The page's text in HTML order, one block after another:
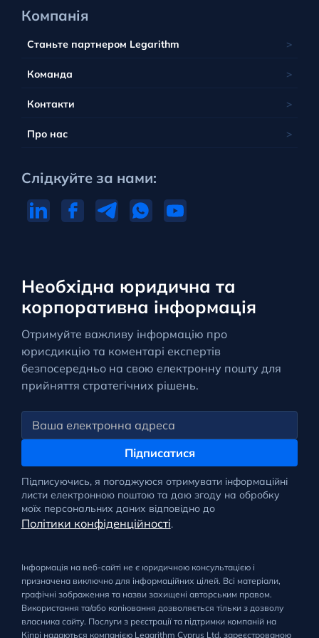
Необхідна юридична та
корпоративна інформація
Отримуйте важливу інформацію про
юрисдикцію та коментарі експертів
безпосередньо на свою електронну пошту для
прийняття стратегічних рішень.
Підписатися
Підписуючись, я погоджуюся отримувати інформаційні
листи електронною поштою та даю згоду на обробку
моїх персональних даних відповідно до
Політики конфіденційності.
Компанія
Станьте партнером Legarithm
Команда
Контакти
Про нас
Слідкуйте за нами:
Інформація на веб-сайті не є юридичною консультацією і
призначена виключно для інформаційних цілей. Всі матеріали,
графічні зображення та назви захищені авторським правом.
Використання та/або копіювання дозволяється тільки з дозволу
власника сайту. Послуги з реєстрації та підтримки компаній на
Кіпрі надаються компанією Legarithm Cyprus Ltd, зареєстрованою